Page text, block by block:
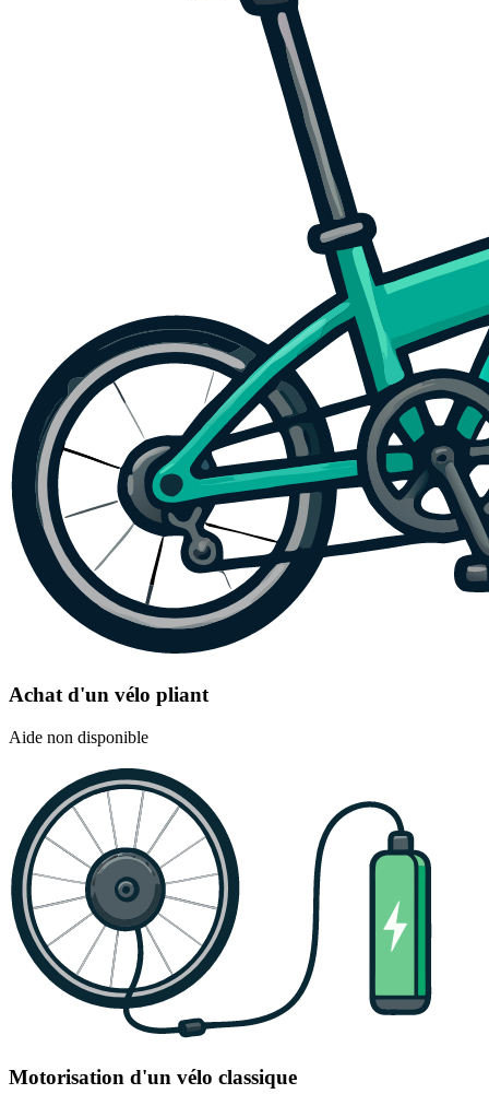
Achat d'un vélo pliant
Aide non disponible
Motorisation d'un vélo classique